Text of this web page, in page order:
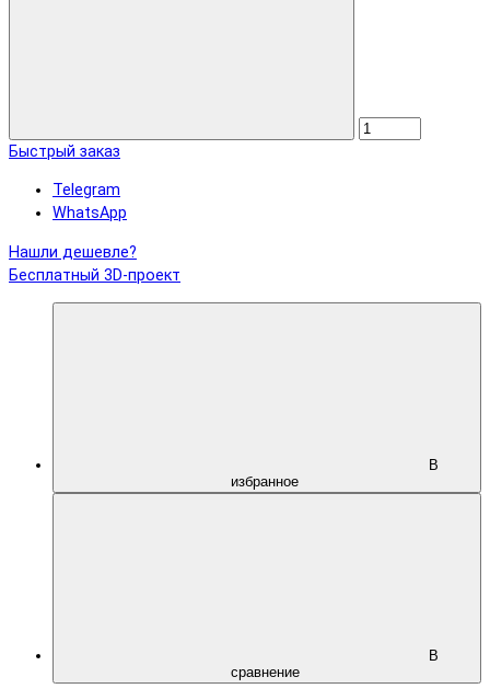
Быстрый заказ
Telegram
WhatsApp
Нашли дешевле?
Бесплатный 3D-проект
В
избранное
В
сравнение